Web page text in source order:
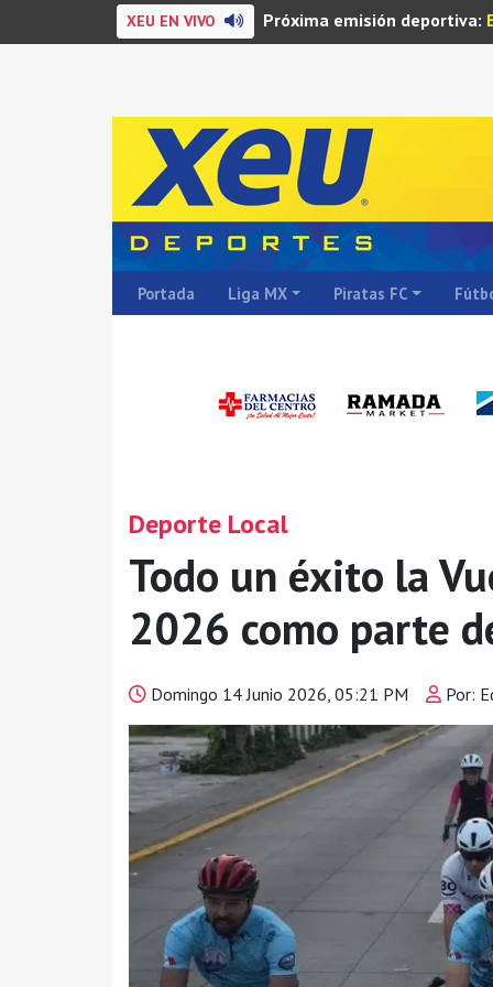
XEU EN VIVO Próxima emisión deportiva:
Portada Liga MX Piratas FC
Deporte Local
Todo un éxito la
2026 como parte
Domingo 14 Junio 2026, 05:21 PM Por: